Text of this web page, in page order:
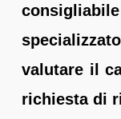
valutare il
richiesta di